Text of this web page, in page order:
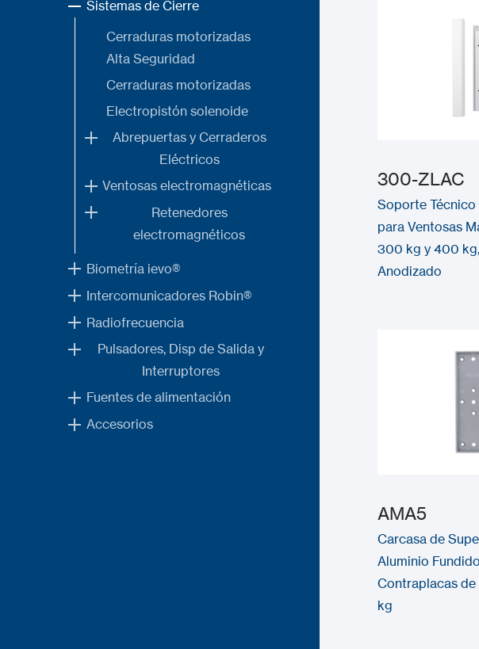
Sistemas de Cierre
Cerraduras motorizadas
Alta Seguridad
Cerraduras motorizadas
Electropistón solenoide
Abrepuertas y Cerraderos
Eléctricos
Ventosas electromagnéticas
Retenedores
electromagnéticos
Biometría ievo®
Intercomunicadores Robin®
Radiofrecuencia
Pulsadores, Disp de Salida y
Interruptores
Fuentes de alimentación
Accesorios
300-ZLAC
Soporte
para Ventosas
300 kg y 400
Anodizado
AMA5
Carcasa de
Aluminio
Contraplacas
kg